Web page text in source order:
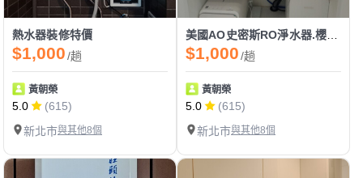
熱水器裝修特價
$1,000/趟
黃朝榮
5.0
(615)
新北市與其他8個
$1,000/趟
黃朝榮
5.0
(615)
新北市與其他8個